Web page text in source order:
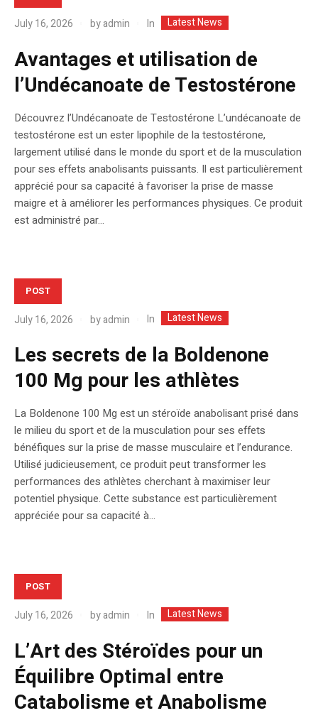
July 16, 2026 byadmin In Latest News
Avantages et utilisation de
l’Undécanoate de Testostérone
Découvrez l’Undécanoate de Testostérone L’undécanoate de
testostérone est un ester lipophile de la testostérone,
largement utilisé dans le monde du sport et de la musculation
pour ses effets anabolisants puissants. Il est particulièrement
apprécié pour sa capacité à favoriser la prise de masse
maigre et à améliorer les performances physiques. Ce produit
est administré par...
POST
July 16, 2026 byadmin In Latest News
Les secrets de la Boldenone
100 Mg pour les athlètes
La Boldenone 100 Mg est un stéroïde anabolisant prisé dans
le milieu du sport et de la musculation pour ses effets
bénéfiques sur la prise de masse musculaire et l’endurance.
Utilisé judicieusement, ce produit peut transformer les
performances des athlètes cherchant à maximiser leur
potentiel physique. Cette substance est particulièrement
appréciée pour sa capacité à...
POST
July 16, 2026 byadmin In Latest News
L’Art des Stéroïdes pour un
Équilibre Optimal entre
Catabolisme et Anabolisme